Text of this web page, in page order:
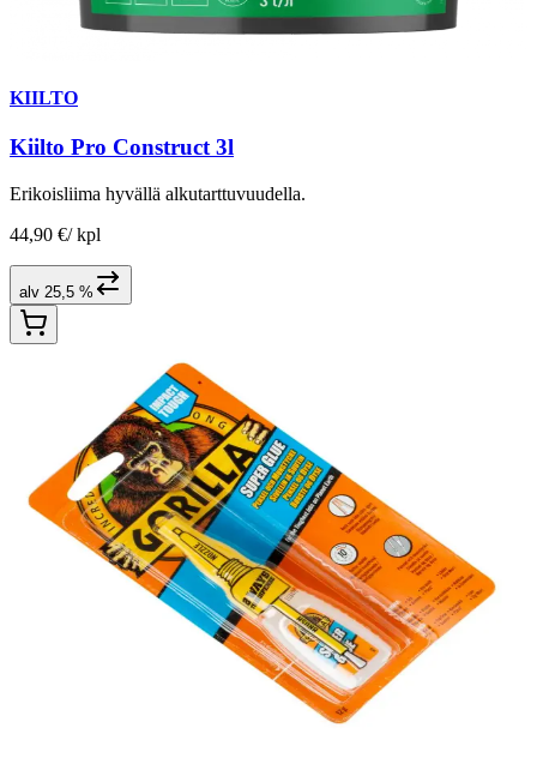
KIILTO
Kiilto Pro Construct 3l
Erikoisliima hyvällä alkutarttuvuudella.
44,90 €/ kpl
alv 25,5 %